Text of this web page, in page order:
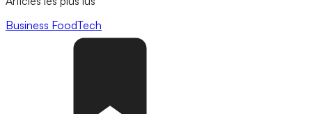
Business FoodTech